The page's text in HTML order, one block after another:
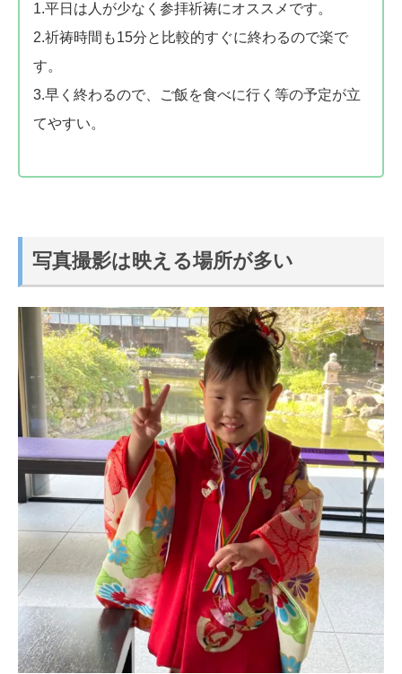
1.平日は人が少なく参拝祈祷にオススメです。
2.祈祷時間も15分と比較的すぐに終わるので楽で
す。
3.早く終わるので、ご飯を食べに行く等の予定が立
てやすい。
写真撮影は映える場所が多い